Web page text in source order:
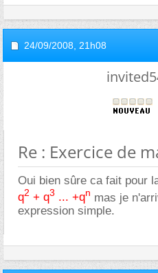
24/09/2008, 21h08
Re : Exercice de
Oui bien sûre ca fait pour
q2 + q3 ... +qn mas je
expression simple.